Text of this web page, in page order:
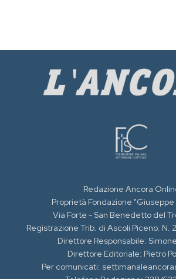
Redazione Ancora
Proprietà Fondazione
Via Forte - San Benedetto del
Registrazione Trib. di Ascoli Piceno: N.
Direttore Responsabile:
Direttore Editoriale: Pietro
Per comunicati: